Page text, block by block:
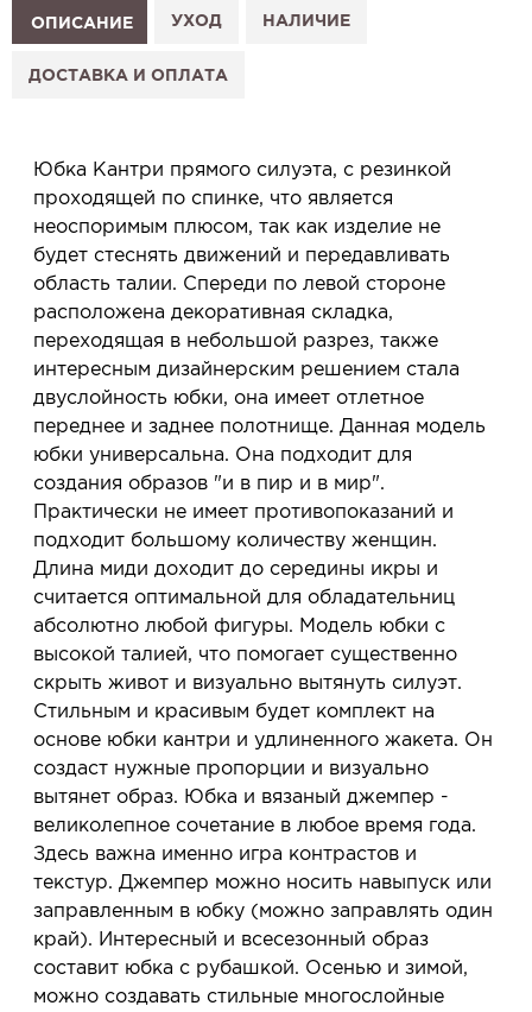
1. Выберите изделие на сайте.
2. Нажмите «Заказать примерку» и выберите салон.
3. Заполните форму и отправьте заявку.
Услуга бесплатная и ни к чему не обязывает: Вы
примеряете в салоне и уже на месте решаете,
покупать или нет.
Планируйте визит в удобное для Вас время -
резерв действует 5 дней.
ОПИСАНИЕ УХОД НАЛИЧИЕ
ДОСТАВКА И ОПЛАТА
Юбка Кантри прямого силуэта, с резинкой
проходящей по спинке, что является
неоспоримым плюсом, так как изделие не
будет стеснять движений и передавливать
область талии. Спереди по левой стороне
расположена декоративная складка,
переходящая в небольшой разрез, также
интересным дизайнерским решением стала
двуслойность юбки, она имеет отлетное
переднее и заднее полотнище. Данная модель
юбки универсальна. Она подходит для
создания образов "и в пир и в мир".
Практически не имеет противопоказаний и
подходит большому количеству женщин.
Длина миди доходит до середины икры и
считается оптимальной для обладательниц
абсолютно любой фигуры. Модель юбки с
высокой талией, что помогает существенно
скрыть живот и визуально вытянуть силуэт.
Стильным и красивым будет комплект на
основе юбки кантри и удлиненного жакета. Он
создаст нужные пропорции и визуально
вытянет образ. Юбка и вязаный джемпер -
великолепное сочетание в любое время года.
Здесь важна именно игра контрастов и
текстур. Джемпер можно носить навыпуск или
заправленным в юбку (можно заправлять один
край). Интересный и всесезонный образ
составит юбка с рубашкой. Осенью и зимой,
можно создавать стильные многослойные